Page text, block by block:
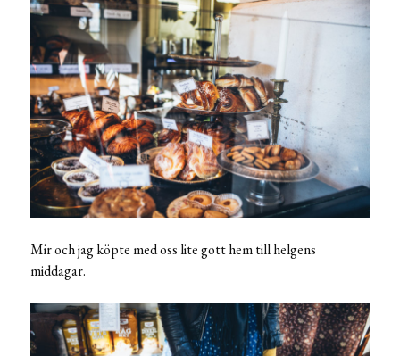
Mir och jag köpte med oss lite gott hem till helgens
middagar.